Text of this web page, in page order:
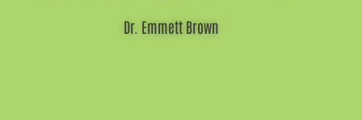
Dr. Emmett Brown